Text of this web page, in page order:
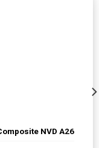
NVD A26